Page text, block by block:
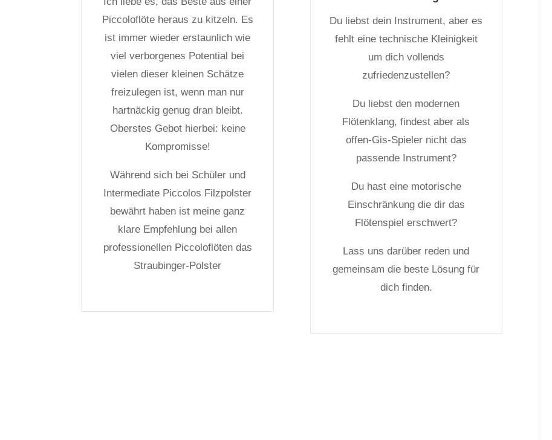
Piccoloflöte heraus zu kitzeln. Es
ist immer wieder erstaunlich wie
viel verborgenes Potential bei
vielen dieser kleinen Schätze
freizulegen ist, wenn man nur
hartnäckig genug dran bleibt.
Oberstes Gebot hierbei: keine
Kompromisse!
Während sich bei Schüler und
Intermediate Piccolos Filzpolster
bewährt haben ist meine ganz
klare Empfehlung bei allen
professionellen Piccoloflöten das
Straubinger-Polster
Du liebst dein Instrument, aber es
fehlt eine technische Kleinigkeit
um dich vollends
zufriedenzustellen?
Du liebst den modernen
Flötenklang, findest aber als
offen-Gis-Spieler nicht das
passende Instrument?
Du hast eine motorische
Einschränkung die dir das
Flötenspiel erschwert?
Lass uns darüber reden und
gemeinsam die beste Lösung für
dich finden.